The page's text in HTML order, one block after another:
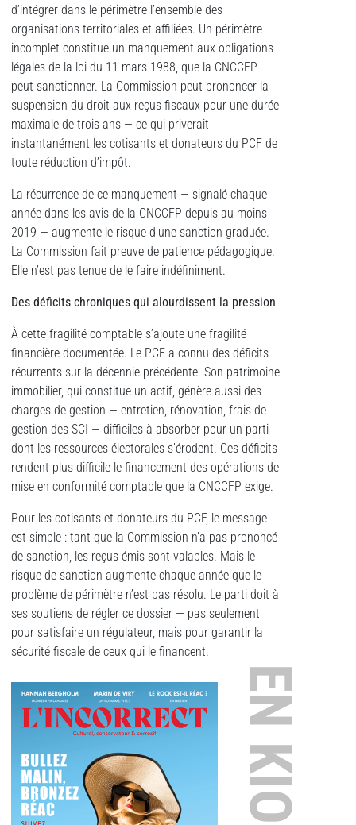
d’intégrer dans le périmètre l’ensemble des
organisations territoriales et affiliées. Un périmètre
incomplet constitue un manquement aux obligations
légales de la loi du 11 mars 1988, que la CNCCFP
peut sanctionner. La Commission peut prononcer la
suspension du droit aux reçus fiscaux pour une durée
maximale de trois ans — ce qui priverait
instantanément les cotisants et donateurs du PCF de
toute réduction d’impôt.
La récurrence de ce manquement — signalé chaque
année dans les avis de la CNCCFP depuis au moins
2019 — augmente le risque d’une sanction graduée.
La Commission fait preuve de patience pédagogique.
Elle n’est pas tenue de le faire indéfiniment.
Des déficits chroniques qui alourdissent la pression
À cette fragilité comptable s’ajoute une fragilité
financière documentée. Le PCF a connu des déficits
récurrents sur la décennie précédente. Son patrimoine
immobilier, qui constitue un actif, génère aussi des
charges de gestion — entretien, rénovation, frais de
gestion des SCI — difficiles à absorber pour un parti
dont les ressources électorales s’érodent. Ces déficits
rendent plus difficile le financement des opérations de
mise en conformité comptable que la CNCCFP exige.
Pour les cotisants et donateurs du PCF, le message
est simple : tant que la Commission n’a pas prononcé
de sanction, les reçus émis sont valables. Mais le
risque de sanction augmente chaque année que le
problème de périmètre n’est pas résolu. Le parti doit à
ses soutiens de régler ce dossier — pas seulement
pour satisfaire un régulateur, mais pour garantir la
sécurité fiscale de ceux qui le financent.